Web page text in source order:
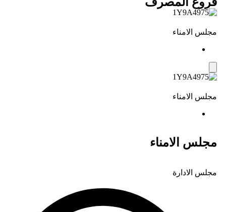
مجلس الامناء
مجلس الامناء
مجلس الامناء
مجلس الادارة